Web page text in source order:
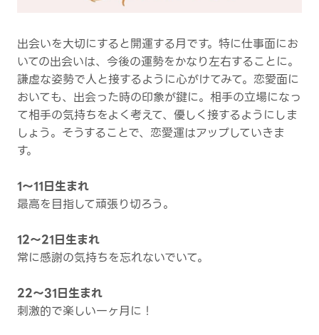
出会いを大切にすると開運する月です。特に仕事面にお
いての出会いは、今後の運勢をかなり左右することに。
謙虚な姿勢で人と接するように心がけてみて。恋愛面に
おいても、出会った時の印象が鍵に。相手の立場になっ
て相手の気持ちをよく考えて、優しく接するようにしま
しょう。そうすることで、恋愛運はアップしていきま
す。
1～11日生まれ
最高を目指して頑張り切ろう。
12～21日生まれ
常に感謝の気持ちを忘れないでいて。
22～31日生まれ
刺激的で楽しい一ヶ月に！